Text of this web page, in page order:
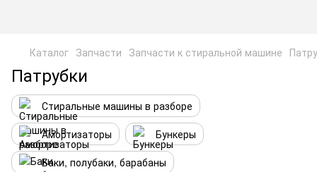
Каталог Запчасти Запчасти к стиральной машине
Патрубки
Стиральные машины в разборе
Амортизаторы
Бункеры
Баки, полубаки, барабаны